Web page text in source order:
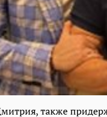
также